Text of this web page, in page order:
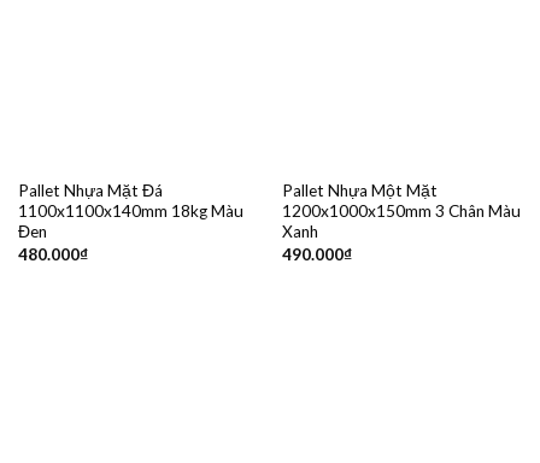
Pallet Nhựa Mặt Đá
1100x1100x140mm 18kg Màu
Đen
480.000₫
Pallet Nhựa Một Mặt
1200x1000x150mm 3 Chân Màu
Xanh
490.000₫